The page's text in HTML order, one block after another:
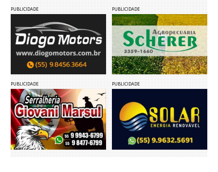
PUBLICIDADE PUBLICIDADE
PUBLICIDADE PUBLICIDADE